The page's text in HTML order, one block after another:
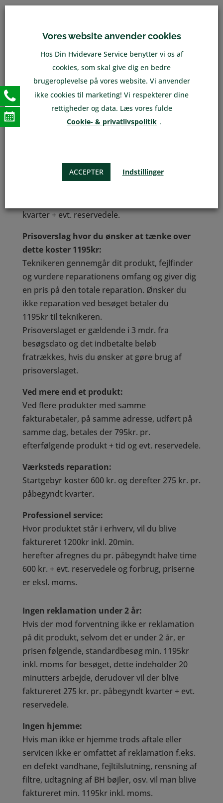
KONKURRENCE DYGTIGE PRISER
Fra kun 1195,-
Alle priser er inkl. moms.
Prisen for et standard tekniker besøg er
reparations arbejde uden reservedele.
kvarter + evt. reservedele.
Prisoverslag hvor du ønsker at tænke over
dette koster 1195kr:
Teknikeren gennemgår dit produkt, fejlfinder
og vurdere reparationens omfang og giver dig
en pris på den totale reparation. Ønsker du
ikke reparation ved besøget betaler du
1195krtil teknikeren.
Prisoverslaget er gældende i 3 mdr. fra
besøgsdato og det indbetalte beløb
fratrækkes, hvis du ønsker at gøre brug af
prisoverslaget.
Ved mere end et produkt:
Ved flere produkter med samme
fakturabetaler, på samme adresse, udført på
samme dag, betales der 795kr. pr.
efterfølgende produkt + tid og evt. reservedele.
Værksteds reparation:
Startgebyr koster 600 kr. og derefter 275 kr. pr.
påbegyndt kvarter.
Professionel service:
Hvor produktet står i erhverv, vil du blive
faktureret 1200kr inkl. 20min.
herefter afregnes du pr. påbegyndt halve time
600 kr. + evt. reservedele og forbrug, priserne
er eksl. moms.
Ingen reklamation under 2 år:
Hvis der mod forventning ikke er reklamation
på dit produkt, selvom det er under 2 år, er
prisen følgende, standardbesøg min. 1195kr
inkl. moms for besøget, dette indeholder 20
minutters arbejde, derudover vil der blive
faktureret 275 kr. pr. påbegyndt kvarter + evt.
reservedele.
Ingen hjemme:
Hvis man ikke er hjemme trods aftale eller
servicen ikke er omfattet af reklamation f.eks.
en defekt vandhane, fejltilslutning, rensning af
filtre, udtagning af BH bøjler, osv. vil man blive
faktureret min. 1195kr inkl. moms.
Vores website anvender cookies
Hos Din Hvidevare Service benytter vi os af
cookies, som skal give dig en bedre
brugeroplevelse på vores website. Vi anvender
ikke cookies til marketing! Vi respekterer dine
rettigheder og data. Læs vores fulde
Cookie- & privatlivspolitik .
ACCEPTER Indstillinger